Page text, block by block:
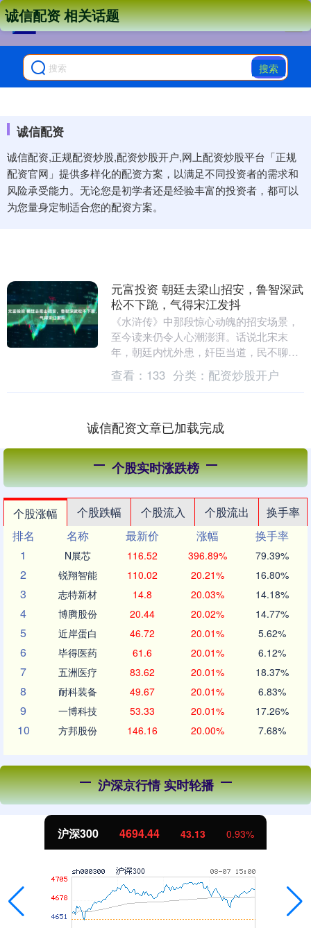
搜索
诚信配资
诚信配资,正规配资炒股,配资炒股开户,网上配资炒股平台「正规
配资官网」提供多样化的配资方案，以满足不同投资者的需求和
风险承受能力。无论您是初学者还是经验丰富的投资者，都可以
为您量身定制适合您的配资方案。
诚信配资 相关话题
元富投资 朝廷去梁山招安，鲁智深武
松不下跪，气得宋江发抖
《水浒传》中那段惊心动魄的招安场景，
至今读来仍令人心潮澎湃。话说北宋末
年，朝廷内忧外患，奸臣当道，民不聊
生。为平定四方叛乱元富投资，朝廷决定
派遣钦差大臣前往梁山....
查看： 133 分类： 配资炒股开户
诚信配资文章已加载完成
个股实时涨跌榜
个股涨幅 个股跌幅 个股流入 个股流出
换手率
排名
名称 最新价 涨幅
换手率
1
N展芯 116.52 396.89% 79.39%
2 锐翔智能 110.02 20.21% 16.80%
3 志特新材 14.8 20.03% 14.18%
4 博腾股份 20.44 20.02% 14.77%
5 近岸蛋白 46.72 20.01% 5.62%
6 毕得医药 61.6 20.01% 6.12%
7 五洲医疗 83.62 20.01% 18.37%
8 耐科装备 49.67 20.01% 6.83%
9 一博科技 53.33 20.01% 17.26%
10 方邦股份 146.16 20.00% 7.68%
沪深京行情 实时轮播
沪深300 4694.44 43.13 0.93%